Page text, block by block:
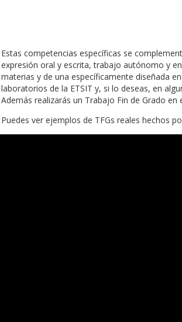
Estas competencias específicas se
expresión oral y escrita, trabajo autónomo y
materias y de una específicamente diseñada
laboratorios de la ETSIT y, si lo deseas, en
Además realizarás un Trabajo Fin de Grado
Puedes ver ejemplos de TFGs reales hechos